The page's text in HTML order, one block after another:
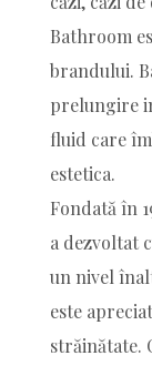
Bathroom
brandului.
prelungire
fluid care
estetica.
Fondată în
a dezvoltat
un nivel
este
străinătate.